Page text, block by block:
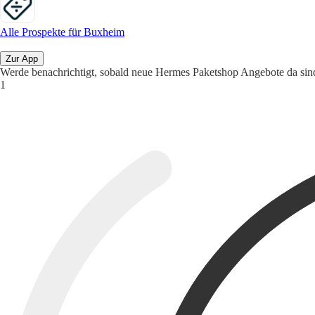
Alle Prospekte für Buxheim
Zur App
Werde benachrichtigt, sobald neue Hermes Paketshop Angebote da